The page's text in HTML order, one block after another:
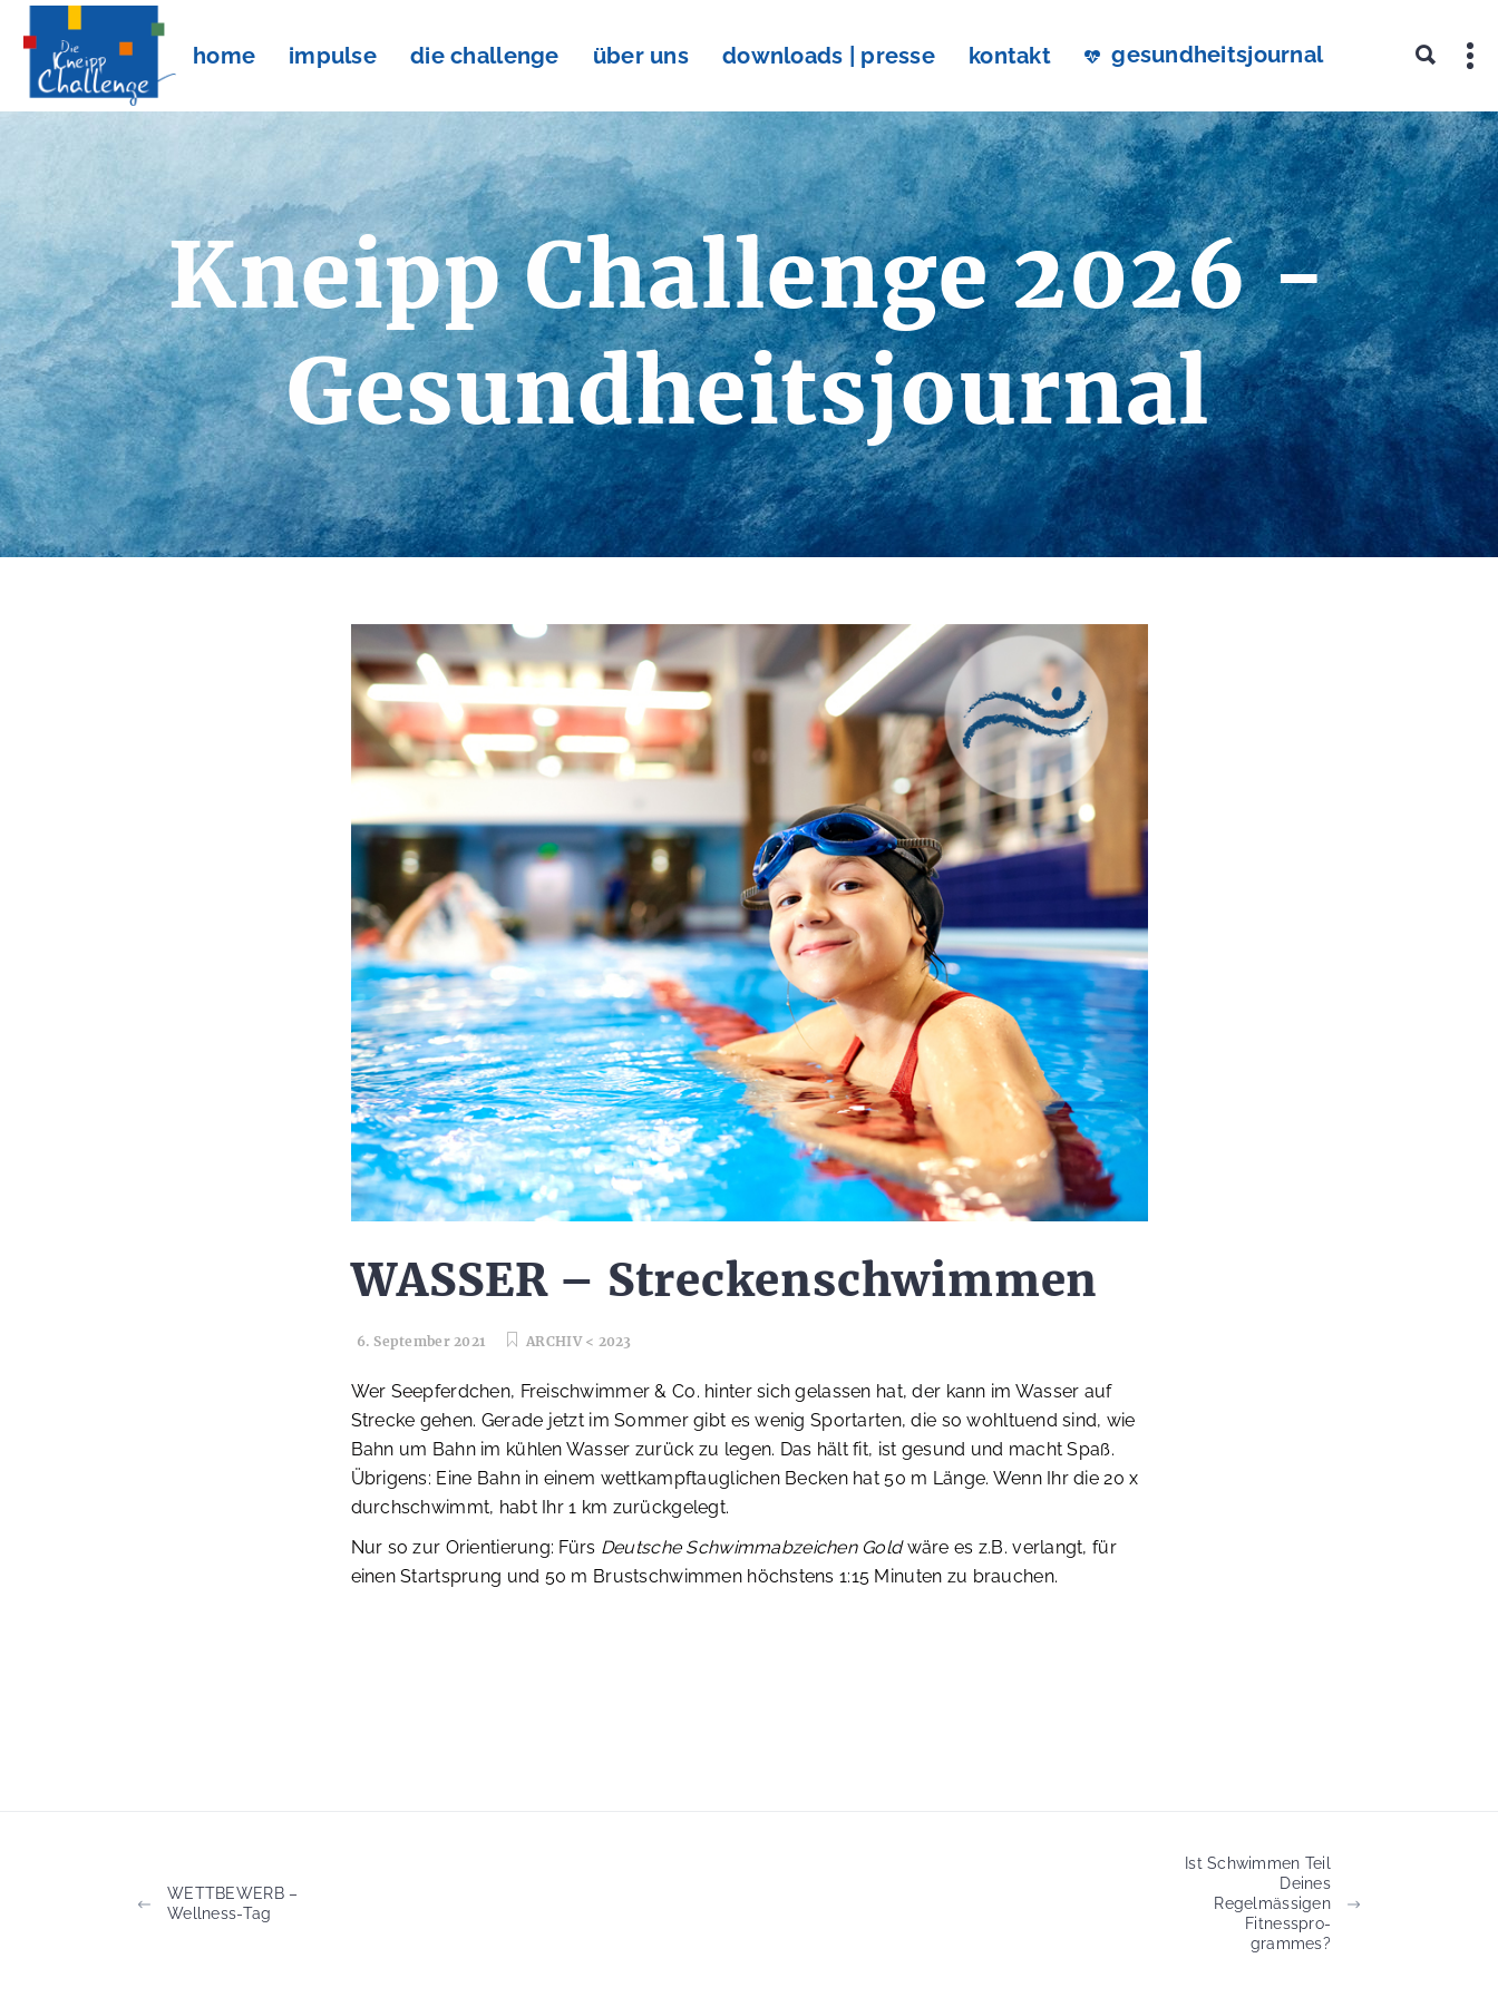
home impulse die challenge über uns downloads | presse kontakt gesundheitsjournal
Kneipp Challenge 2026 -
Gesundheitsjournal
WASSER – Strecken­schwimmen
6. September 2021 ARCHIV < 2023
Wer Seepferdchen, Freischwimmer & Co. hinter sich gelassen hat, der kann im Wasser auf
Strecke gehen. Gerade jetzt im Sommer gibt es wenig Sportarten, die so wohltuend sind, wie
Bahn um Bahn im kühlen Wasser zurück zu legen. Das hält fit, ist gesund und macht Spaß.
Übrigens: Eine Bahn in einem wettkampftauglichen Becken hat 50 m Länge. Wenn Ihr die 20 x
durchschwimmt, habt Ihr 1 km zurückgelegt.
Nur so zur Orientierung: Fürs Deutsche Schwimmabzeichen Goldwäre es z.B. verlangt, für
einen Startsprung und 50 m Brustschwimmen höchstens 1:15 Minuten zu brauchen.
WETTBEWERB –
Wellness-Tag
Ist Schwimmen Teil
Deines
Regelmässigen
Fitness­pro­
Grammes?